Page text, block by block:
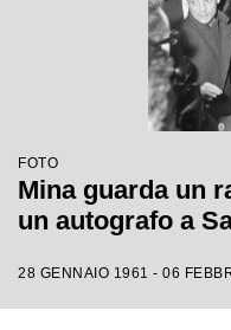
FOTO
Mina guarda un
un autografo a
28 GENNAIO 1961 - 06